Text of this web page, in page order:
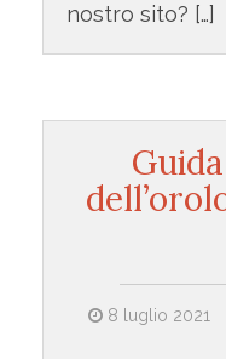
nostro sito? […]
8 luglio 2021